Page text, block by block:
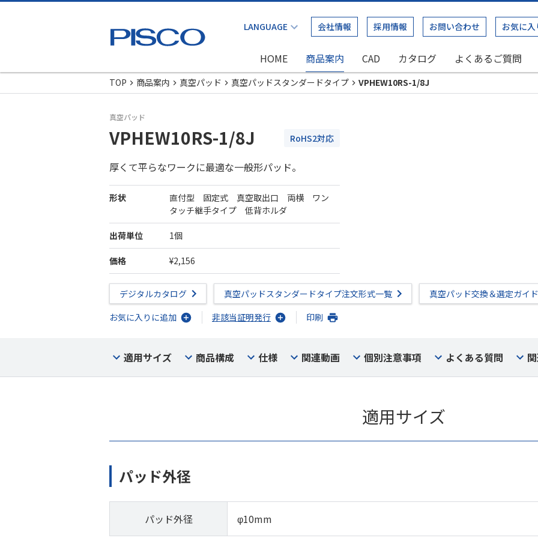
会社情報 採用情報 お問い合わせ お気に入
HOME 商品案内 CAD カタログ よくあるご質問
TOP
商品案内 真空パッド 真空パッドスタンダードタイプ VPHEW10RS-1/8J
真空パッド
VPHEW10RS-1/8J RoHS2対応
厚くて平らなワークに最適な一般形パッド。
形状
直付型 固定式 真空取出口 両横 ワン
タッチ継手タイプ 低背ホルダ
出荷単位 1個
価格 ¥2,156
デジタルカタログ 真空パッドスタンダードタイプ注文形式一覧
真空パッド交換＆選定ガイド
お気に入りに追加
非該当証明発行 印刷
適用サイズ 商品構成 仕様 関連動画 個別注意事項 よくある質問
適用サイズ
パッド外径
パッド外径 φ10mm